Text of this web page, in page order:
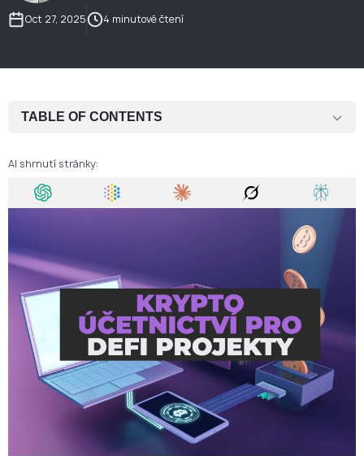
Oct 27, 2025
4 minutové čtení
TABLE OF CONTENTS
3. Regulační a daňová compliance
5. Automatizace dat a on-chain nástroje
6. Řízení rizik a interní kontroly
7. Příprava na audit a reportování investorům
Závěr
FAQ — Krypto účetnictví pro DeFi projekty
AI shrnutí stránky: